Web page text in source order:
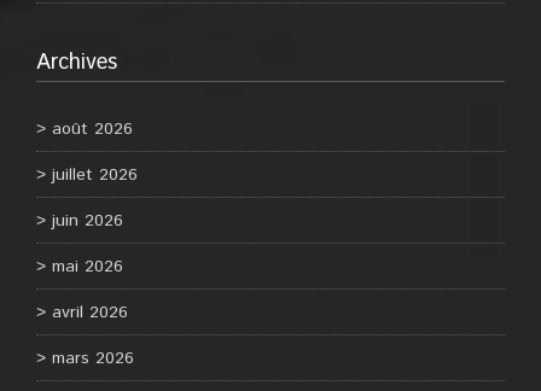
Archives
août 2026
juillet 2026
juin 2026
mai 2026
avril 2026
mars 2026